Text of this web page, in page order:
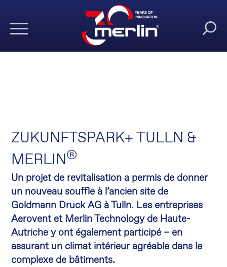
ZUKUNFTSPARK+ TULLN &
MERLIN®
Un projet de revitalisation a permis de donner
un nouveau souffle à l’ancien site de
Goldmann Druck AG à Tulln. Les entreprises
Aerovent et Merlin Technology de Haute-
Autriche y ont également participé – en
assurant un climat intérieur agréable dans le
complexe de bâtiments.